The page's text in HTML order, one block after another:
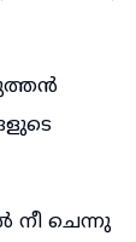
നീ ചെന്നു